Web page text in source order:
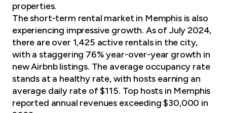
properties.
The short-term rental market in Memphis is also
experiencing impressive growth. As of July 2024,
there are over 1,425 active rentals in the city,
with a staggering 76% year-over-year growth in
new Airbnb listings. The average occupancy rate
stands at a healthy rate, with hosts earning an
average daily rate of $115. Top hosts in Memphis
reported annual revenues exceeding $30,000 in